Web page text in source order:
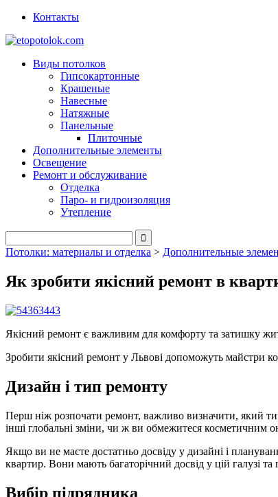
Контакты
Виды потолков
Гипсокартонные
Крашеные
Навесные
Натяжные
Панельные
Плиточные
Дополнительные элементы
Освещение
Ремонт и обслуживание
Отделка
Паро- и гидроизоляция
Утепление
Потолки: материалы и отделка > Дополнительные
Як зробити якісний ремонт в
Якісний ремонт є важливим для комфорту та затишку
Зробити якісний ремонт у Львові допоможуть майстри
Дизайн і тип ремонту
Перш ніж розпочати ремонт, важливо визначити, який
інші глобальні зміни, чи ж ви обмежитеся косметичним
Якщо ви не маєте достатньо досвіду у дизайні і
квартир. Вони мають багаторічний досвід у цій галузі та
Вибір підрядника